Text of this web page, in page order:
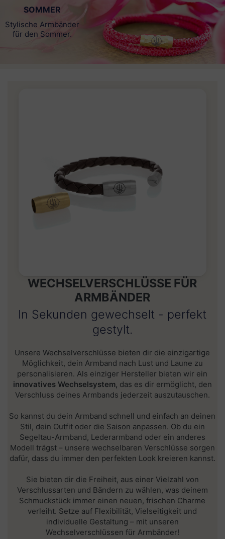
SOMMER
Stylische Armbänder
für den Sommer.
WECHSELVERSCHLÜSSE FÜR
ARMBÄNDER
In Sekunden gewechselt - perfekt
gestylt.
Unsere Wechselverschlüsse bieten dir die einzigartige
Möglichkeit, dein Armband nach Lust und Laune zu
personalisieren. Als einziger Hersteller bieten wir ein
innovatives Wechselsystem, das es dir ermöglicht, den
Verschluss deines Armbands jederzeit auszutauschen.
So kannst du dein Armband schnell und einfach an deinen
Stil, dein Outfit oder die Saison anpassen. Ob du ein
Segeltau-Armband, Lederarmband oder ein anderes
Modell trägst – unsere wechselbaren Verschlüsse sorgen
dafür, dass du immer den perfekten Look kreieren kannst.
Sie bieten dir die Freiheit, aus einer Vielzahl von
Verschlussarten und Bändern zu wählen, was deinem
Schmuckstück immer einen neuen, frischen Charme
verleiht. Setze auf Flexibilität, Vielseitigkeit und
individuelle Gestaltung – mit unseren
Wechselverschlüssen für Armbänder!